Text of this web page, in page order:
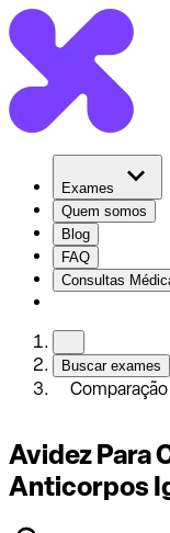
Exames
Quem somos
Blog
FAQ
Consultas
Buscar exames
Avidez Para
Anticorpos